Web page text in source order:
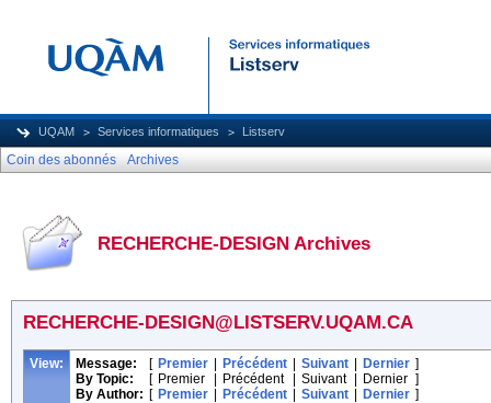
UQAM Services informatiques Listserv
Coin des abonnés Archives
RECHERCHE-DESIGN Archives
RECHERCHE-DESIGN@LISTSERV.UQAM.CA
View: Message: [ Premier Précédent Suivant Dernier ]
By Topic:
[ Premier Précédent Suivant Dernier ]
By Author: [ Premier Précédent Suivant Dernier ]